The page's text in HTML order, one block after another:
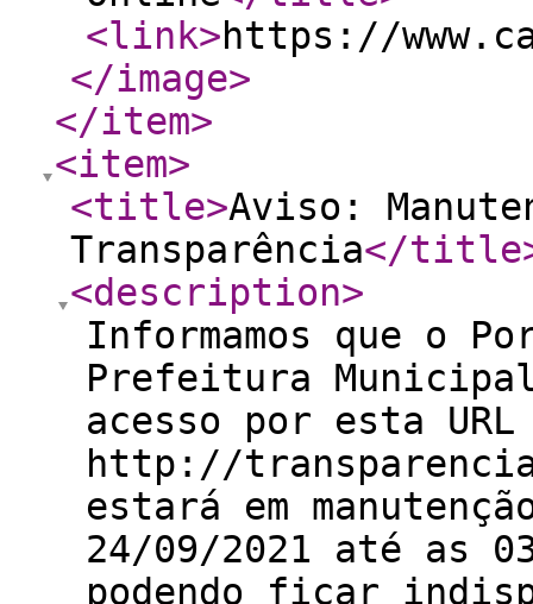
<link>https://
</image>
</item>
<item>
<title>Aviso:
Transparência</title
<description>
Informamos que o
Prefeitura Municipal
acesso por esta URL
http://
estará em
24/09/2021 até as
podendo ficar